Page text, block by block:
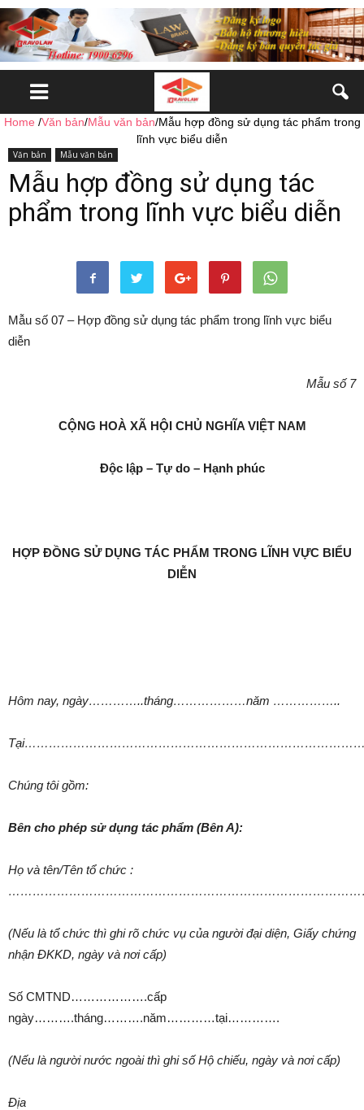
Home /Văn bản/Mẫu văn bản/Mẫu hợp đồng sử dụng tác phẩm trong
lĩnh vực biểu diễn
Văn bản Mẫu văn bản
Mẫu hợp đồng sử dụng tác
phẩm trong lĩnh vực biểu diễn
Mẫu số 07 – Hợp đồng sử dụng tác phẩm trong lĩnh vực biểu
diễn
Mẫu số7
CỘNG HOÀ XÃ HỘI CHỦ NGHĨA VIỆT NAM
Độc lập – Tự do – Hạnh phúc
HỢP ĐỒNG SỬ DỤNG TÁC PHẨM TRONG LĨNH VỰC BIỂU
DIỄN
Hôm nay, ngày…………..tháng………………năm ……………..
Chúng tôi gồm:
Bên cho phép sử dụng tác phẩm (Bên A):
Họ và tên/Tên tổ chức :
(Nếu là tổ chức thì ghi rõ chức vụ của người đại diện, Giấy chứng
nhận ĐKKD, ngày và nơi cấp)
Số CMTND……………….cấp
ngày……….tháng……….năm…………tại………….
(Nếu là người nước ngoài thì ghi số Hộ chiếu, ngày và nơi cấp)
Địa